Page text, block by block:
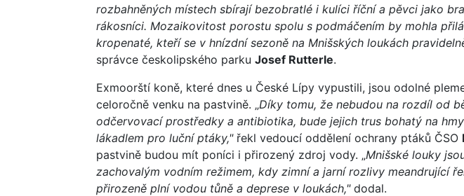
rozbahněných místech sbírají bezobratlé i kulíci říční a pěvci jako
rákosníci. Mozaikovitost porostu spolu s podmáčením by mohla
kropenaté, kteří se v hnízdní sezoně na Mnišských loukách
správce českolipského parku Josef Rutterle.
Exmoorští koně, které dnes u České Lípy vypustili, jsou odolné
celoročně venku na pastvině. „Díky tomu, že nebudou na rozdíl od
odčervovací prostředky a antibiotika, bude jejich trus bohatý na
lákadlem pro luční ptáky,"řekl vedoucí oddělení ochrany ptáků ČSO
pastvině budou mít poníci i přirozený zdroj vody. „Mnišské louky
zachovalým vodním režimem, kdy zimní a jarní rozlivy meandrující
přirozeně plní vodou tůně a deprese v loukách,"dodal.